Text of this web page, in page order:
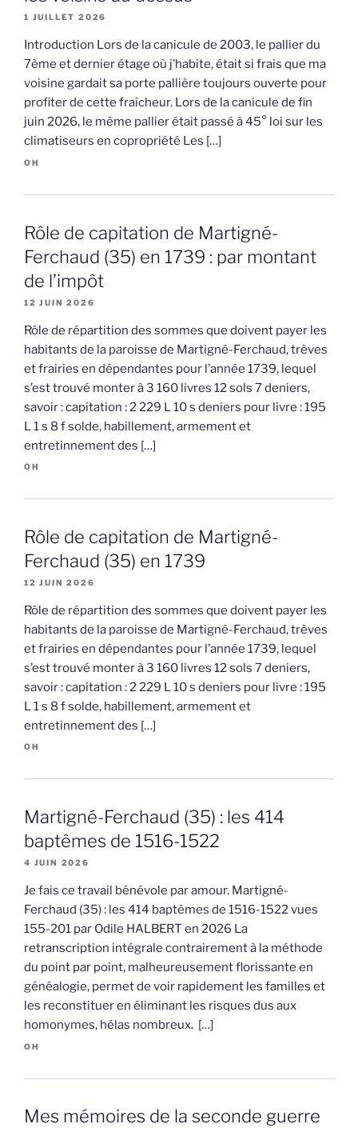
1 JUILLET 2026
Introduction Lors de la canicule de 2003, le pallier du
7ème et dernier étage où j’habite, était si frais que ma
voisine gardait sa porte pallière toujours ouverte pour
profiter de cette fraîcheur. Lors de la canicule de fin
juin 2026, le même pallier était passé à 45° loi sur les
climatiseurs en copropriété Les […]
OH
Rôle de capitation de Martigné-
Ferchaud (35) en 1739 : par montant
de l’impôt
12 JUIN 2026
Rôle de répartition des sommes que doivent payer les
habitants de la paroisse de Martigné-Ferchaud, trèves
et frairies en dépendantes pour l’année 1739, lequel
s’est trouvé monter à 3 160 livres 12 sols 7 deniers,
savoir : capitation : 2 229 L 10 s deniers pour livre : 195
L 1 s 8 f solde, habillement, armement et
entretinnement des […]
OH
Rôle de capitation de Martigné-
Ferchaud (35) en 1739
12 JUIN 2026
Rôle de répartition des sommes que doivent payer les
habitants de la paroisse de Martigné-Ferchaud, trèves
et frairies en dépendantes pour l’année 1739, lequel
s’est trouvé monter à 3 160 livres 12 sols 7 deniers,
savoir : capitation : 2 229 L 10 s deniers pour livre : 195
L 1 s 8 f solde, habillement, armement et
entretinnement des […]
OH
Martigné-Ferchaud (35) : les 414
baptêmes de 1516-1522
4 JUIN 2026
Je fais ce travail bénévole par amour. Martigné-
Ferchaud (35) : les 414 baptêmes de 1516-1522 vues
155-201 par Odile HALBERT en 2026 La
retranscription intégrale contrairement à la méthode
du point par point, malheureusement florissante en
généalogie, permet de voir rapidement les familles et
les reconstituer en éliminant les risques dus aux
homonymes, hélas nombreux. […]
OH
Mes mémoires de la seconde guerre